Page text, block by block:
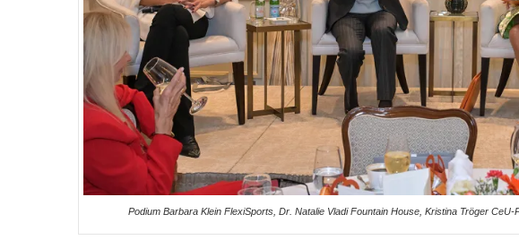
Podium Barbara Klein FlexiSports, Dr. Natalie Vladi Fountain House, Kristina Tröger